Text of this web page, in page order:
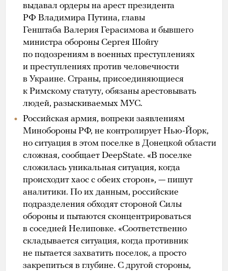
выдавал ордеры на арест президента
РФ Владимира Путина, главы
Генштаба Валерия Герасимова и бывшего
министра обороны Сергея Шойгу
по подозрениям в военных преступлениях
и преступлениях против человечности
в Украине. Страны, присоединяющиеся
к Римскому статуту, обязаны арестовывать
людей, разыскиваемых МУС.
Российская армия, вопреки заявлениям
Минобороны РФ, не контролирует Нью-Йорк,
но ситуация в этом поселке в Донецкой области
сложная, сообщает DeepState. «В поселке
сложилась уникальная ситуация, когда
происходит хаос с обеих сторон», — пишут
аналитики. По их данным, российские
подразделения обходят стороной Силы
обороны и пытаются сконцентрироваться
в соседней Нелиповке. «Соответственно
складывается ситуация, когда противник
не пытается захватить поселок, а просто
закрепиться в глубине. С другой стороны,